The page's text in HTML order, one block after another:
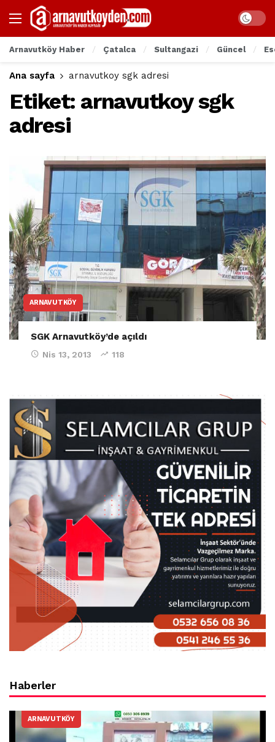
Arnavutköy Haber Çatalca Sultangazi Güncel
Ana sayfa arnavutkoy sgk adresi
Etiket: arnavutkoy sgk
adresi
ARNAVUTKÖY
SGK Arnavutköy’de açıldı
Nis 13, 2013 118
Haberler
ARNAVUTKÖY